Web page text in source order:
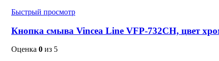
Быстрый просмотр
Кнопка смыва Vincea Line VFP-732CH, цвет
Оценка 0 из 5